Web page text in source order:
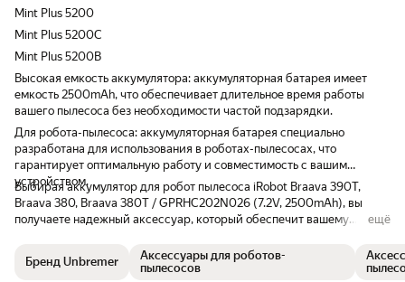
Mint Plus 5200
Mint Plus 5200C
Mint Plus 5200B
Высокая емкость аккумулятора: аккумуляторная батарея имеет
емкость 2500mAh, что обеспечивает длительное время работы
вашего пылесоса без необходимости частой подзарядки.
Для робота-пылесоса: аккумуляторная батарея специально
разработана для использования в роботах-пылесосах, что
гарантирует оптимальную работу и совместимость с вашим
устройством.
Выбирая аккумулятор для робот пылесоса iRobot Braava 390T,
Braava 380, Braava 380T / GPRHC202N026 (7.2V, 2500mAh), вы
получаете надежный аксессуар, который обеспечит вашему
ещё
Бренд Unbremer
Аксессуары для роботов-
пылесосов